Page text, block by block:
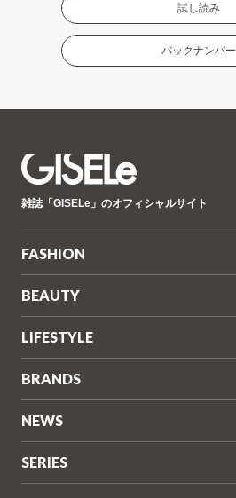
試し読み
バックナンバー
ゼ
雑誌「GISELe」のオフィシャルサイト
FASHION
BEAUTY
LIFESTYLE
BRANDS
NEWS
SERIES